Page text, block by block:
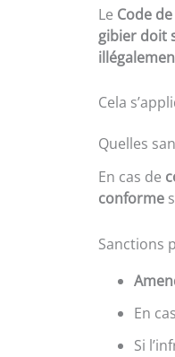
Le Code
gibier doit
Cela
Quelles
En cas de
conforme
Sanctions
En
Si